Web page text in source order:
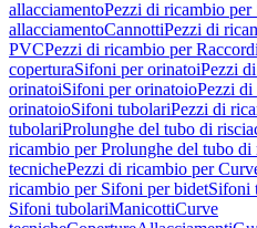
allacciamentoPezzi di ricambio per
allacciamentoCannottiPezzi di
PVCPezzi di ricambio per
coperturaSifoni per orinatoiPezzi
orinatoiSifoni per orinatoioPezzi
orinatoioSifoni tubolariPezzi di
tubolariProlunghe del tubo di
ricambio per Prolunghe del tubo di
tecnichePezzi di ricambio per
ricambio per Sifoni per bidetSifoni
Sifoni tubolariManicottiCurve